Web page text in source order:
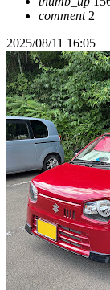
comment2
2025/08/11 16:05